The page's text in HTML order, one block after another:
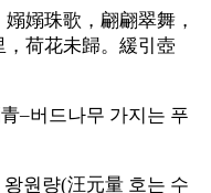
嫋珠歌，翩翩翠舞，
荷花未歸。緩引壺
–버드나무 가지는 푸
원량(汪元量 호는 수